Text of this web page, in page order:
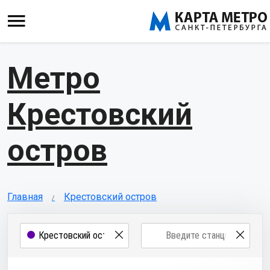
Метро
Крестовский
остров
Главная Крестовский остров